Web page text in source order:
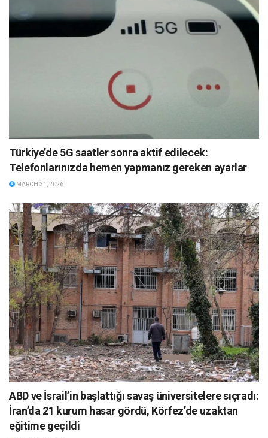
Türkiye’de 5G saatler sonra aktif edilecek:
Telefonlarınızda hemen yapmanız gereken ayarlar
MARCH 31, 2026
ABD ve İsrail’in başlattığı savaş üniversitelere sıçradı:
İran’da 21 kurum hasar gördü, Körfez’de uzaktan
eğitime geçildi